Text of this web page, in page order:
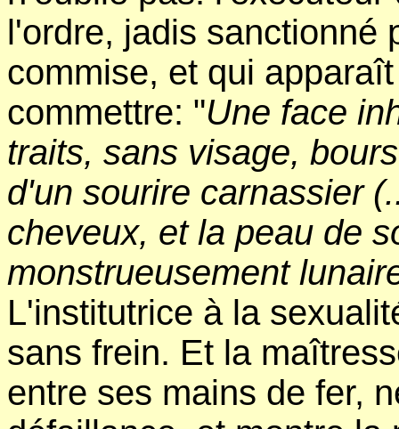
l'ordre, jadis sanctionné
commise, et qui
commettre: "Une face
traits, sans visage,
d'un sourire carnassier
cheveux, et la peau de
monstrueusement
L'institutrice à la
sans frein. Et la
entre ses mains de fer,